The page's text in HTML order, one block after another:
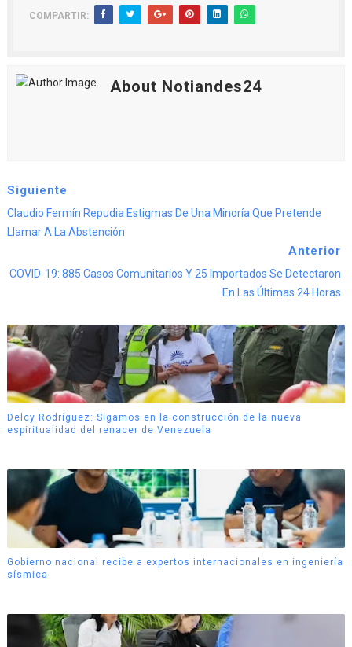
COMPARTIR:
About Notiandes24
Siguiente
Claudio Fermín Repudia Estigmas De Una Minoría Que Pretende
Llamar A La Abstención
Anterior
COVID-19: 885 Casos Comunitarios Y 25 Importados Se Detectaron
En Las Últimas 24 Horas
Delcy Rodríguez: Sigamos en la construcción de la nueva
espiritualidad del renacer de Venezuela
Gobierno nacional recibe a expertos internacionales en ingeniería
sísmica